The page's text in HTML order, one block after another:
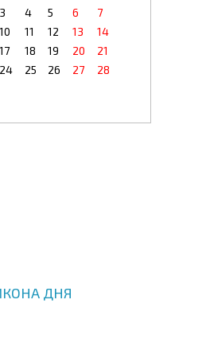
3 4 5 6
7
10 11 12 13
14
17 18 19 20
21
24 25 26 27
28
ДНЯ